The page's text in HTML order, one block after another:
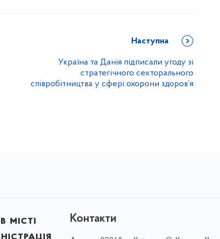
Наступна
Україна та Данія підписали угоду зі
стратегічного секторального
співробітництва у сфері охорони здоров’я
місті
Контакти